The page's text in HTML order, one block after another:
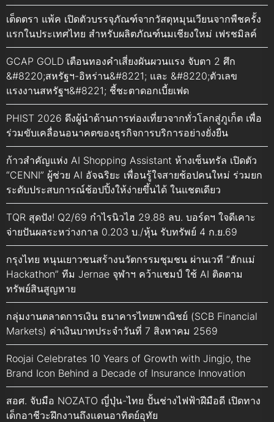
เต็ดตรา แพ้ค เปิดตัวบรรจุภัณฑ์จากวัสดุหมุนเวียนจากพืชครั้ง
แรกในประเทศไทย สำหรับผลิตภัณฑ์นมเชียงใหม่ เฟรชมิลค์
GCAP GOLD เตือนทองคำเสี่ยงผันผวนแรง จับตา 2 ศึก
&#8220;สหรัฐฯ-อิหร่าน&#8221; และ &#8220;ตัวเลข
แรงงานสหรัฐฯ&#8221; ชี้ชะตาดอกเบี้ยเฟด
PHIST 2026 ดึงผู้นำด้านการท่องเที่ยวจากทั่วโลกสู่ภูเก็ต เพื่อ
ร่วมขับเคลื่อนอนาคตของธุรกิจการบริการอย่างยั่งยืน
ก้าวสำคัญแห่ง AI Shopping Assistant ห้างเซ็นทรัล เปิดตัว
“CENNI” ผู้ช่วย AI อัจฉริยะ เพื่อนรู้ใจสายช้อปคนใหม่ ร่วมยก
ระดับประสบการณ์ช้อปปิ้งให้ง่ายขึ้นได้ ในแชตเดียว
TQR สุดปัง! Q2/69 กำไรนิวไฮ 29.88 ลบ. บอร์ดฯ ใจดีเคาะ
จ่ายปันผลระหว่างกาล 0.203 บ./หุ้น รับทรัพย์ 4 ก.ย.69
กรุงไทย หนุนเยาวชนสร้างนวัตกรรมชุมชน ผ่านเวที “ฮักแม่
Hackathon” ทีม Jernae จุฬาฯ คว้าแชมป์ ใช้ AI ติดตาม
ทรัพย์สินสูญหาย
กลุ่มงานตลาดการเงิน ธนาคารไทยพาณิชย์ (SCB Financial
Markets) ค่าเงินบาทประจำวันที่ 7 สิงหาคม 2569
Roojai Celebrates 10 Years of Growth with Jingjo, the
Brand Icon Behind a Decade of Insurance Innovation
สอศ. จับมือ NOZATO ญี่ปุ่น-ไทย ปั้นช่างไฟฟ้าฝีมือดี เปิดทาง
เด็กอาชีวะฝึกงานถึงแดนอาทิตย์อุทัย